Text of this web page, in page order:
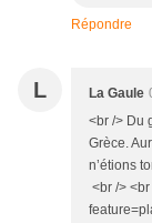
Répondre
L La Gaule
<br /> Du
Grèce.
n’étions
<br />